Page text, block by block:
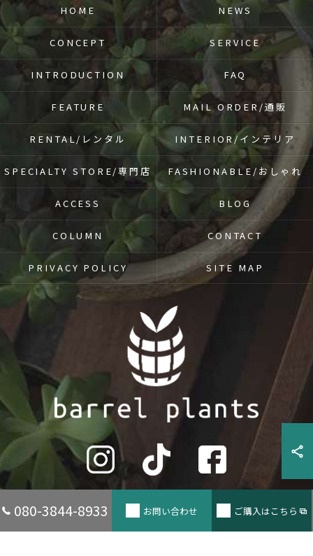
080-3844-8933 お問い合わせ ご購入はこちら
HOME NEWS
CONCEPT SERVICE
INTRODUCTION FAQ
FEATURE MAIL ORDER/通販
RENTAL/レンタル INTERIOR/インテリア
SPECIALTY STORE/専門店 FASHIONABLE/おしゃれ
ACCESS BLOG
COLUMN CONTACT
PRIVACY POLICY SITE MAP
© 2026 兵庫県たつの市の観葉植物ならbarrel plants ALL RIGHTS RESERVED.